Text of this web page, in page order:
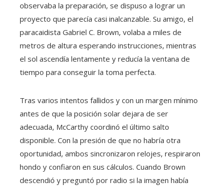
observaba la preparación, se dispuso a lograr un
proyecto que parecía casi inalcanzable. Su amigo, el
paracaidista Gabriel C. Brown, volaba a miles de
metros de altura esperando instrucciones, mientras
el sol ascendía lentamente y reducía la ventana de
tiempo para conseguir la toma perfecta.
Tras varios intentos fallidos y con un margen mínimo
antes de que la posición solar dejara de ser
adecuada, McCarthy coordinó el último salto
disponible. Con la presión de que no habría otra
oportunidad, ambos sincronizaron relojes, respiraron
hondo y confiaron en sus cálculos. Cuando Brown
descendió y preguntó por radio si la imagen había